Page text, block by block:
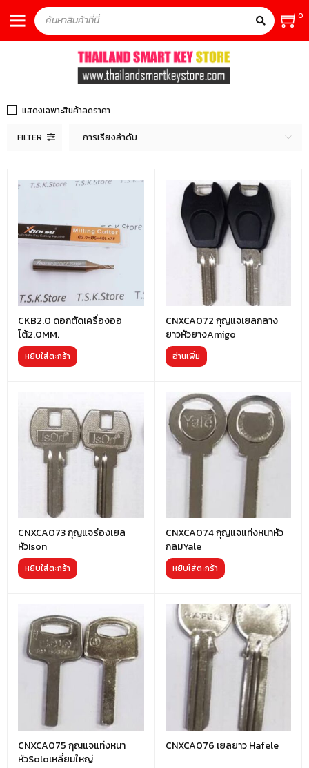
0
FILTER การเรียงลำดับ
แสดงเฉพาะสินค้าลดราคา
CKB2.0 ดอกตัดเครื่องออ
โต้2.0MM.
หยิบใส่ตะกร้า
CNXCA072 กุญแจเยลกลาง
ยาวหัวยางAmigo
อ่านเพิ่ม
CNXCA073 กุญแจร่องเยล
หัวIson
หยิบใส่ตะกร้า
CNXCA074 กุญแจแท่งหนาหัว
กลมYale
หยิบใส่ตะกร้า
CNXCA075 กุญแจแท่งหนา
หัวSoloเหลี่ยมใหญ่
CNXCA076 เยลยาว Hafele